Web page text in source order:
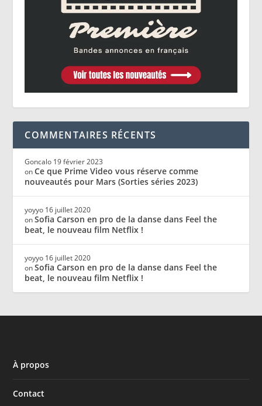
COMMENTAIRES RÉCENTS
Goncalo 19 février 2023
onCe que Prime Video vous réserve comme
nouveautés pour Mars (Sorties séries 2023)
yoyyo 16 juillet 2020
onSofia Carson en pro de la danse dans Feel the
beat, le nouveau film Netflix !
yoyyo 16 juillet 2020
onSofia Carson en pro de la danse dans Feel the
beat, le nouveau film Netflix !
À propos
Contact